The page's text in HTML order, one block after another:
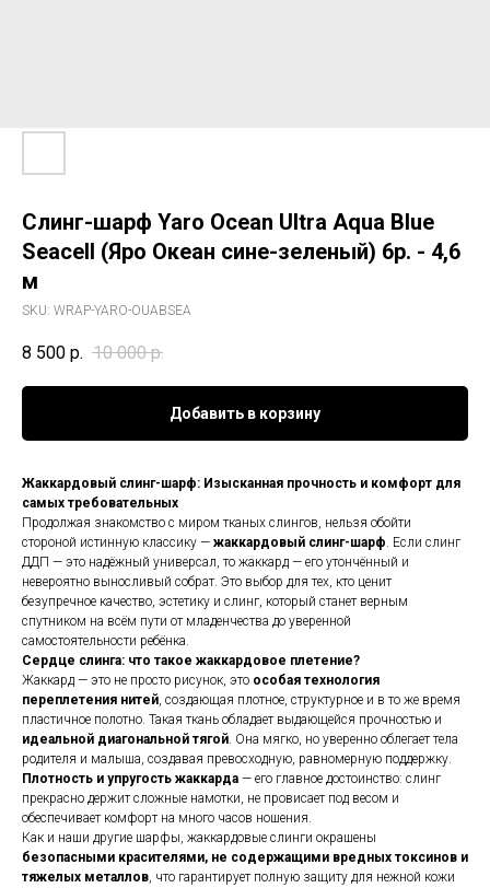
Слинг-шарф Yaro Ocean Ultra Aqua Blue
Seacell (Яро Океан сине-зеленый) 6р. - 4,6
м
SKU: WRAP-YARO-OUABSEA
8 500 р. 10 000 р.
Добавить в корзину
Жаккардовый слинг-шарф: Изысканная прочность и комфорт для
самых требовательных
Продолжая знакомство с миром тканых слингов, нельзя обойти
стороной истинную классику — жаккардовый слинг-шарф. Если слинг
ДДП — это надёжный универсал, то жаккард — его утончённый и
невероятно выносливый собрат. Это выбор для тех, кто ценит
безупречное качество, эстетику и слинг, который станет верным
спутником на всём пути от младенчества до уверенной
самостоятельности ребёнка.
Сердце слинга: что такое жаккардовое плетение?
Жаккард — это не просто рисунок, это особая технология
переплетения нитей, создающая плотное, структурное и в то же время
пластичное полотно. Такая ткань обладает выдающейся прочностью и
идеальной диагональной тягой. Она мягко, но уверенно облегает тела
родителя и малыша, создавая превосходную, равномерную поддержку.
Плотность и упругость жаккарда — его главное достоинство: слинг
прекрасно держит сложные намотки, не провисает под весом и
обеспечивает комфорт на много часов ношения.
Как и наши другие шарфы, жаккардовые слинги окрашены
безопасными красителями, не содержащими вредных токсинов и
тяжелых металлов, что гарантирует полную защиту для нежной кожи